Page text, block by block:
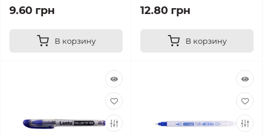
9.60 грн
В корзину
12.80 грн
В корзину